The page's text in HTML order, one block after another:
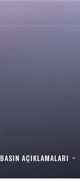
BASIN AÇIKLAMALARI